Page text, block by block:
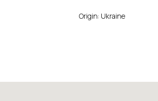
Origin: Ukraine